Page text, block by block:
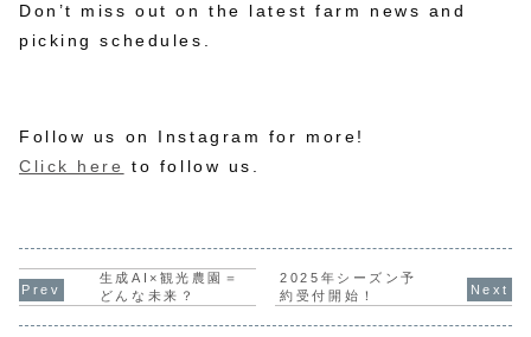
Don’t miss out on the latest farm news and
picking schedules.
Follow us on Instagram for more!
Click here
to follow us.
生成AI×観光農園＝
どんな未来？
2025年シーズン予
約受付開始！